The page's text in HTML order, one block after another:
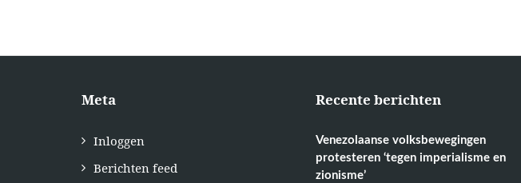
Meta
Inloggen
Berichten feed
Recente berichten
Venezolaanse volksbewegingen
protesteren ‘tegen imperialisme en
zionisme’